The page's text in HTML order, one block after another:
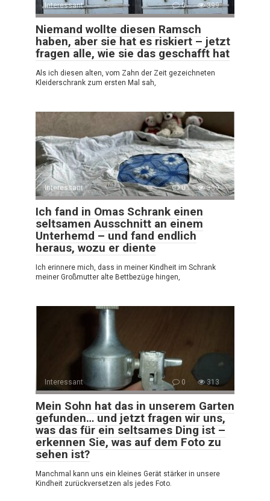
Interessant 0 399
Niemand wollte diesen Ramsch
haben, aber sie hat es riskiert – jetzt
fragen alle, wie sie das geschafft hat
Als ich diesen alten, vom Zahn der Zeit gezeichneten
Kleiderschrank zum ersten Mal sah,
Interessant 0 359
Ich fand in Omas Schrank einen
seltsamen Ausschnitt an einem
Unterhemd – und fand endlich
heraus, wozu er diente
Ich erinnere mich, dass in meiner Kindheit im Schrank
meiner Großmutter alte Bettbezüge hingen,
Interessant 0 313
Mein Sohn hat das in unserem Garten
gefunden… und jetzt fragen wir uns,
was das für ein seltsames Ding ist –
erkennen Sie, was auf dem Foto zu
sehen ist?
Manchmal kann uns ein kleines Gerät stärker in unsere
Kindheit zurückversetzen als jedes Foto.